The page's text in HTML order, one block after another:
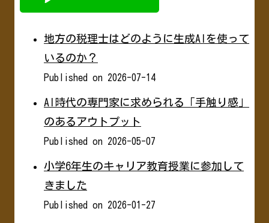
地方の税理士はどのように生成AIを使って
いるのか？
Published on 2026-07-14
AI時代の専門家に求められる「手触り感」
のあるアウトプット
Published on 2026-05-07
小学6年生のキャリア教育授業に参加して
きました
Published on 2026-01-27